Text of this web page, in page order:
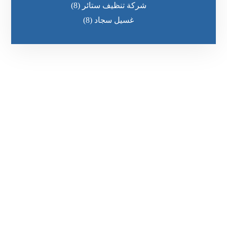
شركة تنظيف ستائر (8)
غسيل سجاد (8)